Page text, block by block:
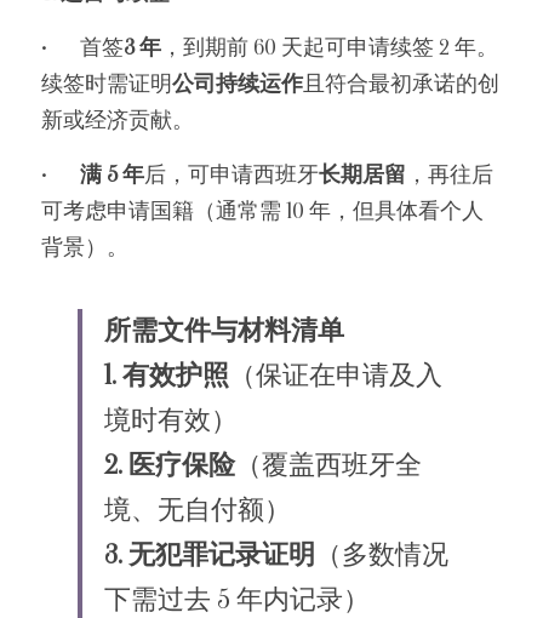
•	首签3 年 ，到期前 60 天起可申请续签 2 年。
续签时需证明公司持续运作且符合最初承诺的创
新或经济贡献。
满 5 年后，可申请西班牙长期居留 ，再往后
可考虑申请国籍（通常需 10 年，但具体看个人
背景）。
所需文件与材料清单
1. 有效护照 （保证在申请及入
境时有效）
2. 医疗保险（覆盖西班牙全
境、无自付额）
3. 无犯罪记录证明
（多数情况
下需过去 5 年内记录）